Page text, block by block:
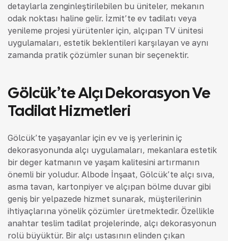
detaylarla zenginleştirilebilen bu üniteler, mekanın
odak noktası haline gelir. İzmit’te ev tadilatı veya
yenileme projesi yürütenler için, alçıpan TV ünitesi
uygulamaları, estetik beklentileri karşılayan ve aynı
zamanda pratik çözümler sunan bir seçenektir.
Gölcük’te Alçı Dekorasyon Ve
Tadilat Hizmetleri
Gölcük’te yaşayanlar için ev ve iş yerlerinin iç
dekorasyonunda alçı uygulamaları, mekanlara estetik
bir değer katmanın ve yaşam kalitesini artırmanın
önemli bir yoludur. Albode İnşaat, Gölcük’te alçı sıva,
asma tavan, kartonpiyer ve alçıpan bölme duvar gibi
geniş bir yelpazede hizmet sunarak, müşterilerinin
ihtiyaçlarına yönelik çözümler üretmektedir. Özellikle
anahtar teslim tadilat projelerinde, alçı dekorasyonun
rolü büyüktür. Bir alçı ustasının elinden çıkan